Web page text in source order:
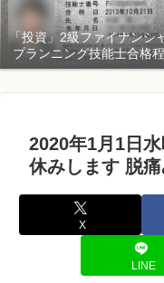
「投資」2級ファイナンシ
プランニング技能士合格
ようやく初心者「資産形
2020年1月1日
休みします 脱
X
LINE